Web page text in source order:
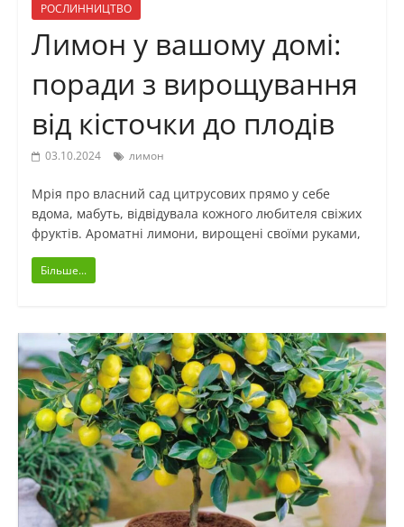
РОСЛИННИЦТВО
Лимон у вашому домі:
поради з вирощування
від кісточки до плодів
03.10.2024 лимон
Мрія про власний сад цитрусових прямо у себе
вдома, мабуть, відвідувала кожного любителя свіжих
фруктів. Ароматні лимони, вирощені своїми руками,
Більше...